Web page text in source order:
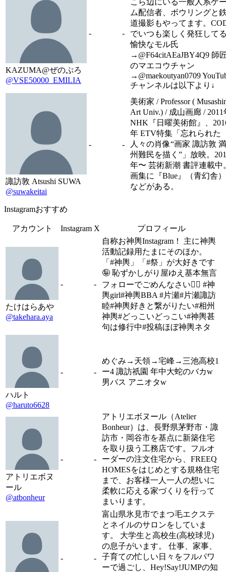
KAZUMA@ぜのぷろ
@VSE50000_EMILIA
- -
こら辺にいる一般人系ゲ
ム配信者、ボウリングと
道撮影もやってます。
でいつも楽しく発狂して
愉快なモル氏
→@F64citAEaJBY4Q9 師
のマエコウチャン
→@maekoutyan0709
チャンネルは以下より↓
諏訪敦 Atsushi SUWA
@suwakeitai
- -
美術家 / Professor (
Art Univ.) / 成山画廊 / 2011
NHK『日曜美術館』、
年 ETV特集「忘れられた
人々の肖像“画家 諏訪敦 満
州難民を描く”」放映。
年〜 芸術新潮 書評連載中
画集に『Blue』（青幻舎）
などがある。
Instagramおすすめ
アカウント Instagram X プロフィール
たけはらあや
@takehara.aya
- -
自称お神輿Instagram！ 主に神輿
活動記録用たまにそのほか。
「#神輿」「#祭」が大好きです
🤪 恥ずかしがり屋ゆえ基本無言
フォローでごめんなさい🙇‍♀️ #神
輿girl#神輿BBA #片瀬#片瀬諏訪
睦#神輿好きと繋がりたい#相州
神輿#どっこいどっこい#神輿甚
句は修行中#投稿ほぼ神輿ネタ
ハルト
@haruto6628
- -
めぐみ→天領→宅峰→三池高校1
ー4 諏訪祇園 年中大蛇のバカw
男バス アニオタw
アトリエボヌ
ール
@atbonheur
- -
アトリエボヌール（Atelier
Bonheur）は、長野県茅野市・諏
訪市・岡谷市を基点に新築住宅
を取り扱う工務店です。フルオ
ーダーの注文住宅から、FREEQ
HOMESをはじめとする規格住宅
まで、お客様一人一人の想いに
柔軟に応える家づくりを行って
まいります。
- -
富山県氷見市でまつ毛エクステ
とネイルのサロンをしていま
す。 大学生と高校生(高校球児)
の息子がいます。 仕事、家事、
子育ての忙しい日々をフルパワ
ーで過ごし、Hey!Say!JUMPの知